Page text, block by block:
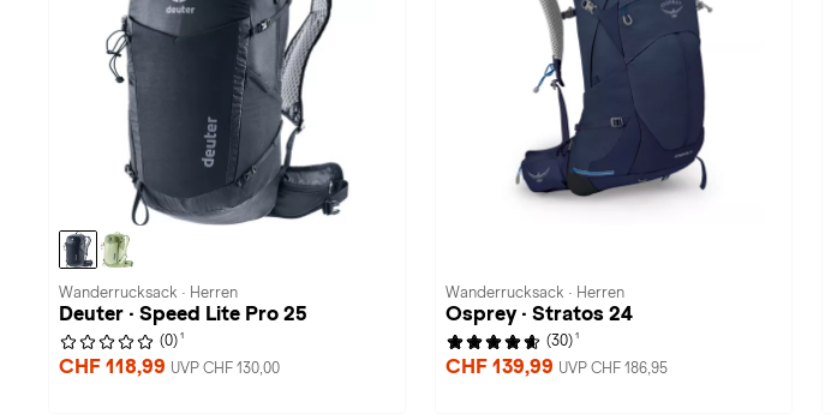
Wanderrucksack · Herren
Deuter · Speed Lite Pro 25
(0) 1
CHF 118,99 UVP CHF 130,00
Wanderrucksack · Herren
Osprey · Stratos 24
(30) 1
CHF 139,99 UVP CHF 186,95